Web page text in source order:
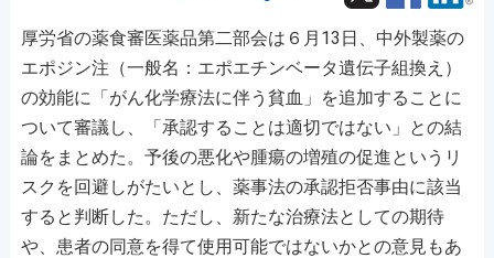
厚労省の薬食審医薬品第二部会は６月13日、中外製薬の
エポジン注（一般名：エポエチンベータ遺伝子組換え）
の効能に「がん化学療法に伴う貧血」を追加することに
ついて審議し、「承認することは適切ではない」との結
論をまとめた。予後の悪化や腫瘍の増殖の促進というリ
スクを回避しがたいとし、薬事法の承認拒否事由に該当
すると判断した。ただし、新たな治療法としての期待
や、患者の同意を得て使用可能ではないかとの意見もあ